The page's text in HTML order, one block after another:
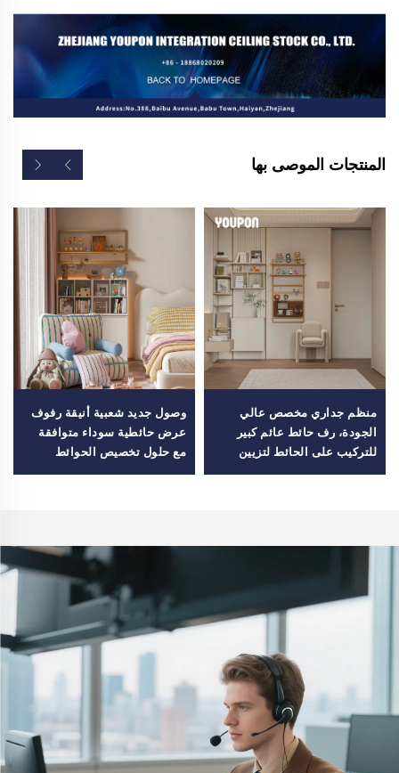
المنتجات الموصى بها
منظم جداري مخصص عالي
الجودة، رف حائط عائم كبير
للتركيب على الحائط لتزيين
وصول جديد شعبية أنيقة رفوف
عرض حائطية سوداء متوافقة
مع حلول تخصيص الحوائط